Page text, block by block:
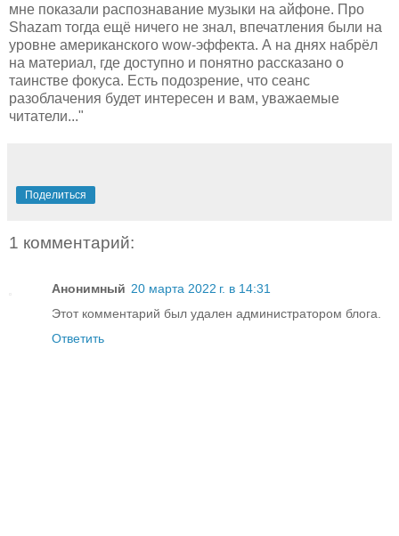
мне показали распознавание музыки на айфоне. Про
Shazam тогда ещё ничего не знал, впечатления были на
уровне американского wow-эффекта. А на днях набрёл
на материал, где доступно и понятно рассказано о
таинстве фокуса. Есть подозрение, что сеанс
разоблачения будет интересен и вам, уважаемые
читатели..."
Поделиться
1 комментарий:
Анонимный 20 марта 2022 г. в 14:31
Этот комментарий был удален администратором блога.
Ответить